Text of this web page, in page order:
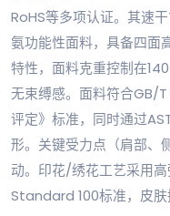
RoHS等多项认证。其速
氨功能性面料，具备四面
特性，面料克重控制在
无束缚感。面料符合GB/
评定》标准，同时通过
形。关键受力点（肩部、
动。印花/绣花工艺采用
Standard 100标准，皮肤